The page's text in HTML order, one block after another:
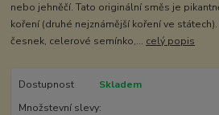
nebo jehněčí. Tato originální směs je
koření (druhé nejznámější koření ve
česnek, celerové semínko,... celý popis
Dostupnost
Skladem
Množstevní slevy: